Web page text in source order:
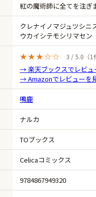
紅の魔術師に全てを注ぎ
クレナイノマジュツシニ
ウカイシテモシリマセン
★★★☆☆ 3 / 5.0（1
→ 楽天ブックスでレビュ
→ Amazonでレビューを
鳴鹿
ナルカ
TOブックス
Celicaコミックス
9784867949320